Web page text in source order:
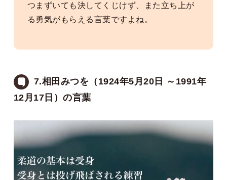
つまずいても決してくじけず、また立ち上が
る勇気がもらえる言葉ですよね。
7.相田みつを（1924年5月20日 ～1991年
12月17日）の言葉